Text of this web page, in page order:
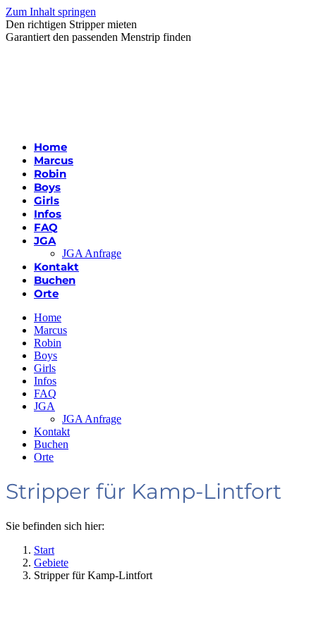
Zum Inhalt springen
Den richtigen Stripper mieten
Garantiert den passenden Menstrip finden
Home
Marcus
Robin
Boys
Girls
Infos
FAQ
JGA
JGA Anfrage
Kontakt
Buchen
Orte
Home
Marcus
Robin
Boys
Girls
Infos
FAQ
JGA
JGA Anfrage
Kontakt
Buchen
Orte
Stripper für Kamp-Lintfort
Sie befinden sich hier:
Start
Gebiete
Stripper für Kamp-Lintfort